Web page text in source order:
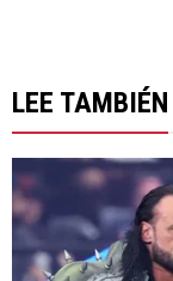
LEE TAMBIÉN